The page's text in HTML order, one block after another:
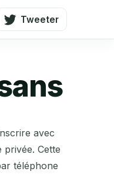
Tweeter
avec
Cette
téléphone